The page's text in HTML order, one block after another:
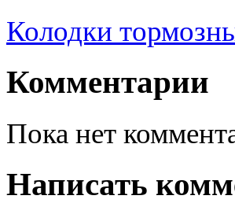
Колодки
Комментарии
Пока нет
Написать